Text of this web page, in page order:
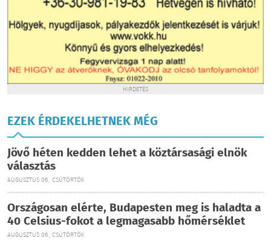
HIRDETÉS
EZEK ÉRDEKELHETNEK MÉG
Jövő héten kedden lehet a köztársasági elnök
választás
AUGUSZTUS 06., CSÜTÖRTÖK
Országosan elérte, Budapesten meg is haladta a
40 Celsius-fokot a legmagasabb hőmérséklet
AUGUSZTUS 06., CSÜTÖRTÖK